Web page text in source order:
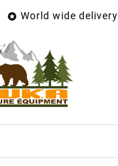
 World wide delivery